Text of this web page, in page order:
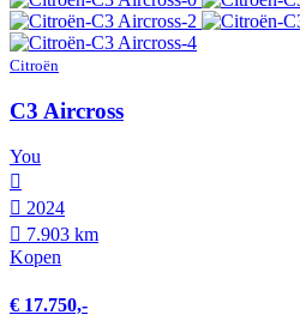
Citroën
C3 Aircross
You
2024
7.903 km
Kopen
€ 17.750,-